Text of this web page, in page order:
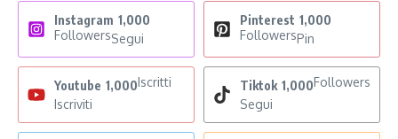
Instagram 1,000
FollowersSegui
Pinterest 1,000
FollowersPin
Youtube 1,000Iscritti
Iscriviti
Tiktok 1,000Followers
Segui